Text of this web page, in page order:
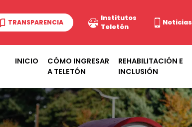
TRANSPARENCIA
Institutos
Teletón
Noticias
INICIO
CÓMO INGRESAR
A TELETÓN
REHABILITACIÓN E
INCLUSIÓN